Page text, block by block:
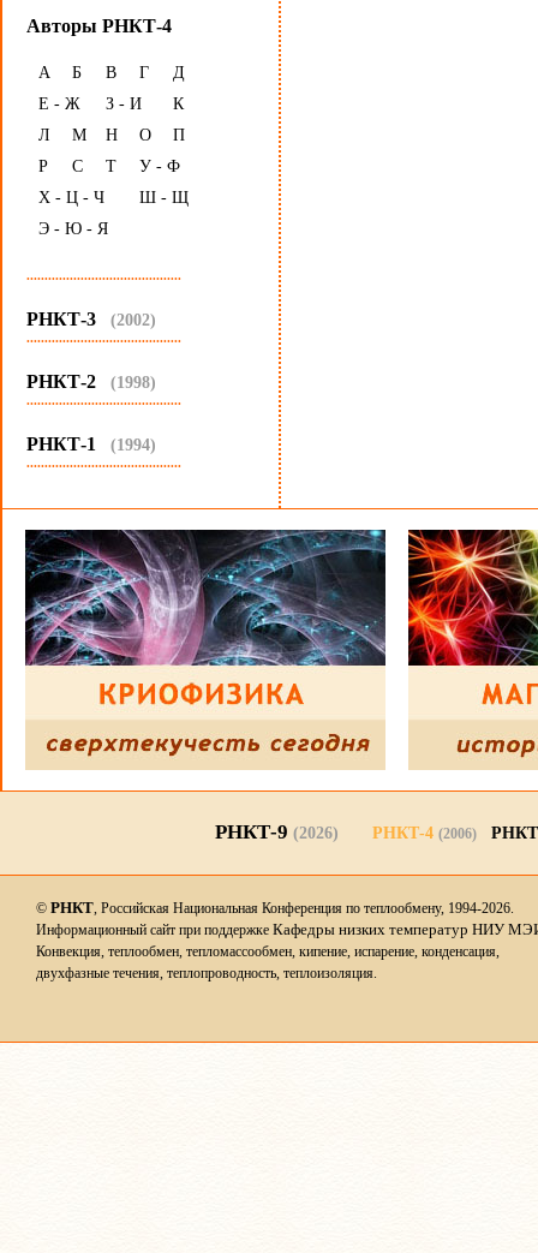
Авторы РНКТ-4
А Б В Г
Д
Е - Ж
З - И
К
Л
М Н О
П
Р
С Т
У - Ф
Х - Ц - Ч
Ш - Щ
Э - Ю - Я
...........................................
РНКТ-3 (2002)
...........................................
РНКТ-2 (1998)
...........................................
РНКТ-1 (1994)
...........................................
РНКТ-9 (2026) РНКТ-4 (2006)
© РНКТ, Российская Национальная Конференция по теплообмену, 1994-2026.
Информационный сайт при поддержке Кафедры низких температур НИУ
Конвекция, теплообмен, тепломассообмен, кипение, испарение, конденсация,
двухфазные течения, теплопроводность, теплоизоляция.